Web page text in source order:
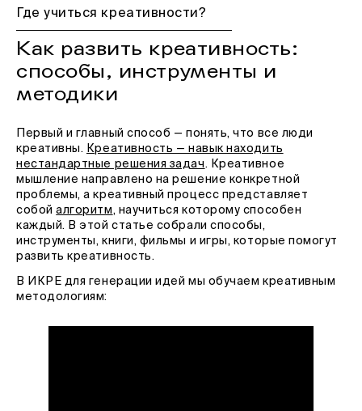
Где учиться креативности?
Как развить креативность:
способы, инструменты и
методики
Первый и главный способ — понять, что все люди
креативны. Креативность — навык находить
нестандартные решения задач. Креативное
мышление направлено на решение конкретной
проблемы, а креативный процесс представляет
собойалгоритм, научиться которому способен
каждый. В этой статье собрали способы,
инструменты, книги, фильмы и игры, которые помогут
развить креативность.
В ИКРЕ для генерации идей мы обучаем креативным
методологиям: